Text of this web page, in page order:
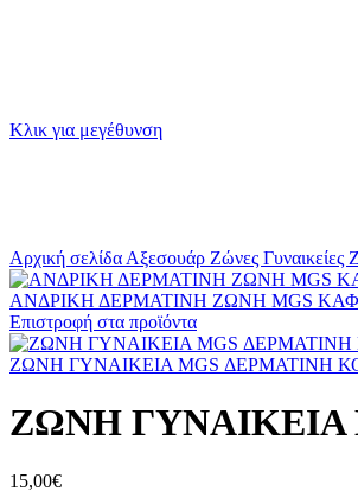
Κλικ για μεγέθυνση
Αρχική σελίδα Αξεσουάρ Ζώνες Γυναικείες
ΑΝΔΡΙΚΗ ΔΕΡΜΑΤΙΝΗ ΖΩΝΗ MGS
Επιστροφή στα προϊόντα
ΖΩΝΗ ΓΥΝΑΙΚΕΙΑ MGS ΔΕΡΜΑΤΙΝΗ
ΖΩΝΗ ΓΥΝΑΙΚΕΙΑ
15,00€